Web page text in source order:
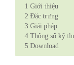
1 Giới thiệu
2 Đặc trưng
3 Giải pháp
4 Thông số kỹ
5 Download